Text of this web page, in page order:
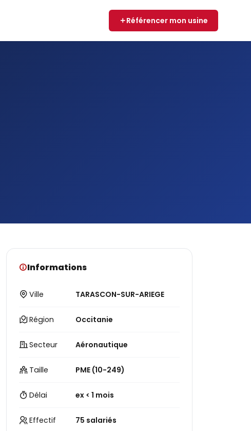
Référencer mon usine
Informations
Ville TARASCON-SUR-ARIEGE
Région Occitanie
Secteur Aéronautique
Taille PME (10-249)
Délai ex < 1 mois
Effectif 75 salariés